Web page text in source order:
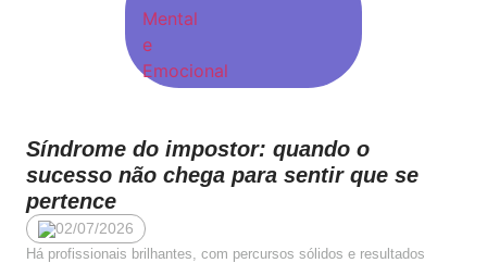
Síndrome do impostor: quando o
sucesso não chega para sentir que se
pertence
02/07/2026
Há profissionais brilhantes, com percursos sólidos e resultados